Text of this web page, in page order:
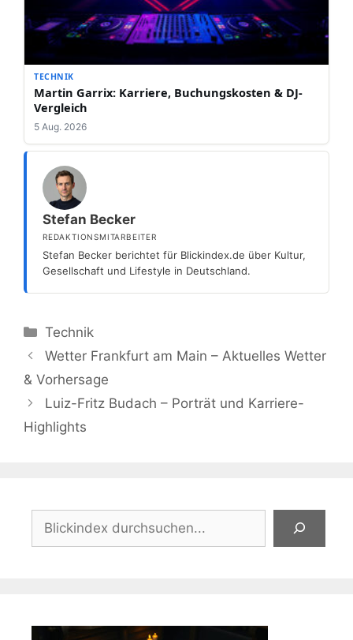
TECHNIK
Martin Garrix: Karriere, Buchungskosten & DJ-
Vergleich
5 Aug. 2026
Stefan Becker
REDAKTIONSMITARBEITER
Stefan Becker berichtet für Blickindex.de über Kultur,
Gesellschaft und Lifestyle in Deutschland.
Kategorien
Technik
Wetter Frankfurt am Main – Aktuelles Wetter
& Vorhersage
Luiz-Fritz Budach – Porträt und Karriere-
Highlights